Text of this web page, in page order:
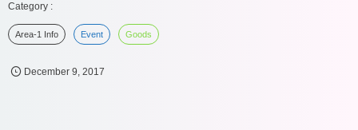
Area-1 Info Event Goods
December 9 2017